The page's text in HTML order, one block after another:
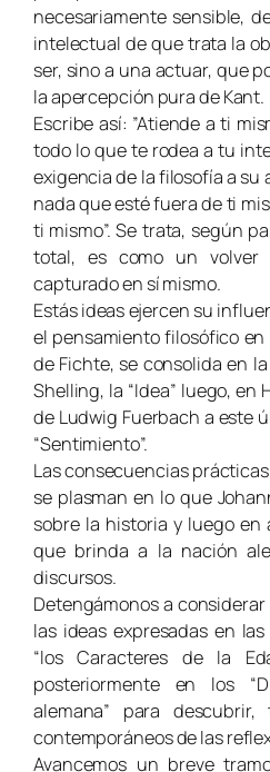
necesariamente sensible,
intelectual de que trata la
ser, sino a una actuar, que
la apercepción pura de Kant.
Escribe así: ”Atiende a ti
todo lo que te rodea a tu
exigencia de la filosofía a su
nada que esté fuera de ti
ti mismo”. Se trata, según
total, es como un volver
capturado en sí mismo.
Estás ideas ejercen su
el pensamiento filosófico en
de Fichte, se consolida en
Shelling, la “Idea” luego, en
de Ludwig Fuerbach a este
“Sentimiento”.
Las consecuencias
se plasman en lo que
sobre la historia y luego en
que brinda a la nación
discursos.
Detengámonos a
las ideas expresadas en
“los Caracteres de la
posteriormente en los
alemana” para
contemporáneos de las
Avancemos un breve